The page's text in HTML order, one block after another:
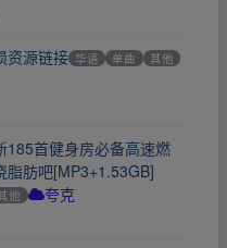
资源链接 华语 单曲 其他
185首健身房必备高速燃
脂肪吧[MP3+1.53GB]
他 夸克